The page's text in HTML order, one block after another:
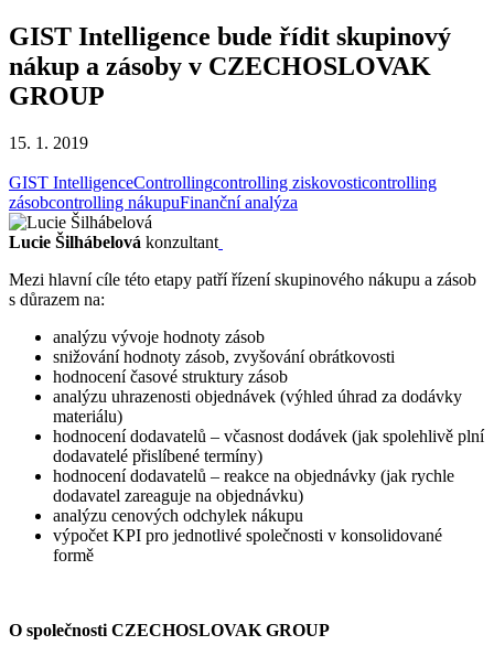
GIST Intelligence bude řídit skupinový
nákup a zásoby v CZECHOSLOVAK
GROUP
15. 1. 2019
GIST IntelligenceControllingcontrolling ziskovosticontrolling
zásobcontrolling nákupuFinanční analýza
Lucie Šilhábelová konzultant
Mezi hlavní cíle této etapy patří řízení skupinového nákupu a zásob
s důrazem na:
analýzu vývoje hodnoty zásob
snižování hodnoty zásob, zvyšování obrátkovosti
hodnocení časové struktury zásob
analýzu uhrazenosti objednávek (výhled úhrad za dodávky
materiálu)
hodnocení dodavatelů – včasnost dodávek (jak spolehlivě plní
dodavatelé přislíbené termíny)
hodnocení dodavatelů – reakce na objednávky (jak rychle
dodavatel zareaguje na objednávku)
analýzu cenových odchylek nákupu
výpočet KPI pro jednotlivé společnosti v konsolidované
formě
O společnosti CZECHOSLOVAK GROUP